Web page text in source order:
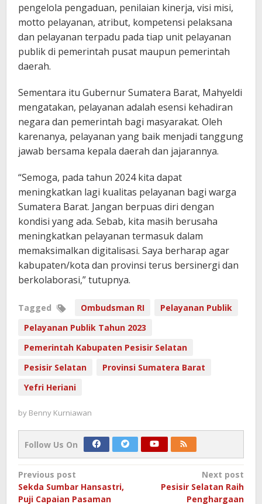
pengelola pengaduan, penilaian kinerja, visi misi,
motto pelayanan, atribut, kompetensi pelaksana
dan pelayanan terpadu pada tiap unit pelayanan
publik di pemerintah pusat maupun pemerintah
daerah.
Sementara itu Gubernur Sumatera Barat, Mahyeldi
mengatakan, pelayanan adalah esensi kehadiran
negara dan pemerintah bagi masyarakat. Oleh
karenanya, pelayanan yang baik menjadi tanggung
jawab bersama kepala daerah dan jajarannya.
“Semoga, pada tahun 2024 kita dapat
meningkatkan lagi kualitas pelayanan bagi warga
Sumatera Barat. Jangan berpuas diri dengan
kondisi yang ada. Sebab, kita masih berusaha
meningkatkan pelayanan termasuk dalam
memaksimalkan digitalisasi. Saya berharap agar
kabupaten/kota dan provinsi terus bersinergi dan
berkolaborasi,” tutupnya.
Tagged Ombudsman RI
Pelayanan Publik
Pelayanan Publik Tahun 2023
Pemerintah Kabupaten Pesisir Selatan
Pesisir Selatan
Provinsi Sumatera Barat
Yefri Heriani
by Benny Kurniawan
Follow Us On
Post
navigation
Previous post
Sekda Sumbar Hansastri,
Puji Capaian Pasaman
Next post
Pesisir Selatan Raih
Penghargaan